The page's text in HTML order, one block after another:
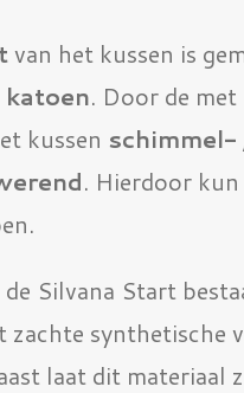
van het kussen is
. Door de met
kussen schimmel-
. Hierdoor
de Silvana Start
zachte synthetische
laat dit materiaal